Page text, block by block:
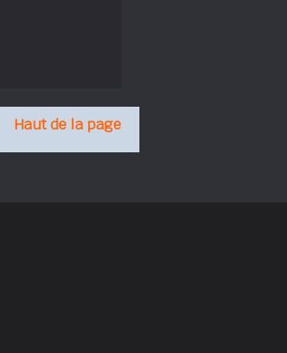
Haut de la page